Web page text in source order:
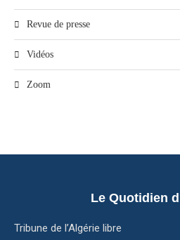
Revue de presse
Vidéos
Zoom
Le Quotidien
Tribune de l’Algérie libre